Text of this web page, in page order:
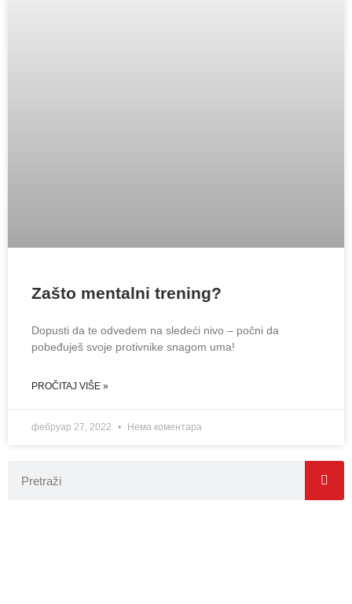
Zašto mentalni trening?
Dopusti da te odvedem na sledeći nivo – počni da
pobeđuješ svoje protivnike snagom uma!
PROČITAJ VIŠE »
фебруар 27, 2022 Нема коментара